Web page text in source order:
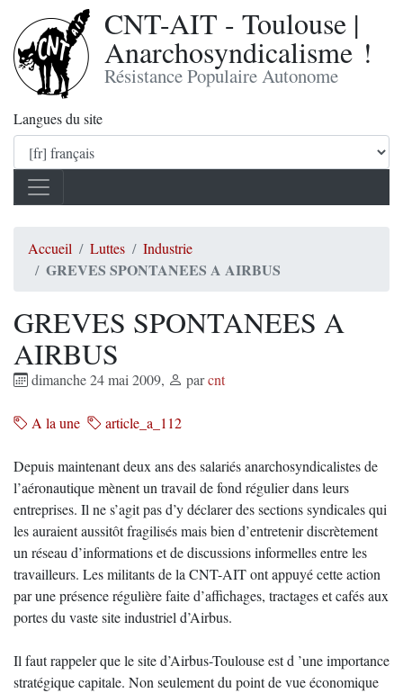
CNT-AIT - Toulouse |
Anarchosyndicalisme !
Résistance Populaire Autonome
Langues du site
Accueil Luttes Industrie
GREVES SPONTANEES A AIRBUS
GREVES SPONTANEES A
AIRBUS
dimanche 24 mai 2009, parcnt
A la une article_a_112
Depuis maintenant deux ans des salariés anarchosyndicalistes de
l’aéronautique mènent un travail de fond régulier dans leurs
entreprises. Il ne s’agit pas d’y déclarer des sections syndicales qui
les auraient aussitôt fragilisés mais bien d’entretenir discrètement
un réseau d’informations et de discussions informelles entre les
travailleurs. Les militants de la CNT-AIT ont appuyé cette action
par une présence régulière faite d’affichages, tractages et cafés aux
portes du vaste site industriel d’Airbus.
Il faut rappeler que le site d’Airbus-Toulouse est d ’une importance
stratégique capitale. Non seulement du point de vue économique